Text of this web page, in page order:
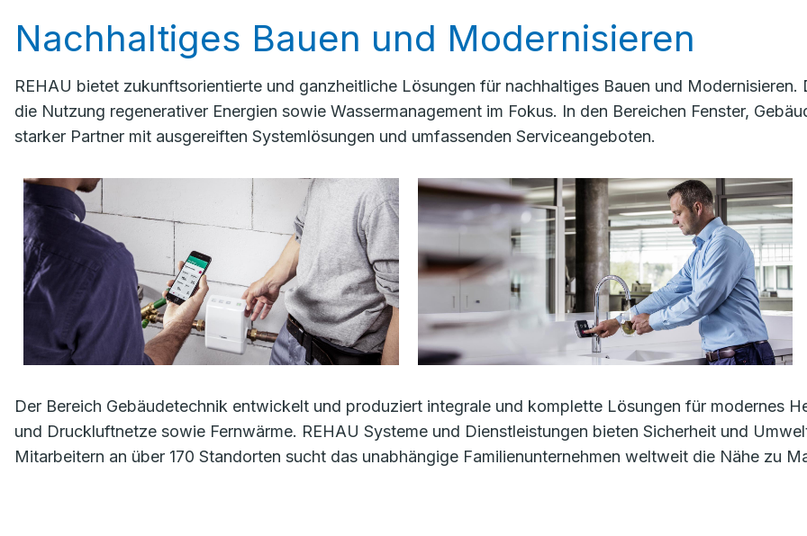
Nachhaltiges Bauen und Modernisieren
REHAU bietet zukunftsorientierte und ganzheitliche Lösungen für nachhaltiges Bauen und
die Nutzung regenerativer Energien sowie Wassermanagement im Fokus. In den Bereichen Fenster,
starker Partner mit ausgereiften Systemlösungen und umfassenden Serviceangeboten.
Der Bereich Gebäudetechnik entwickelt und produziert integrale und komplette Lösungen für modernes
und Druckluftnetze sowie Fernwärme. REHAU Systeme und Dienstleistungen bieten Sicherheit und
Mitarbeitern an über 170 Standorten sucht das unabhängige Familienunternehmen weltweit die Nähe zu